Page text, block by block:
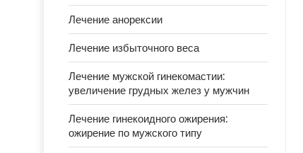
Лечение анорексии
Лечение избыточного веса
Лечение мужской гинекомастии:
увеличение грудных желез у мужчин
Лечение гинекоидного ожирения:
ожирение по мужского типу